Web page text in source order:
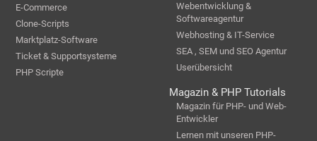
E-Commerce
Clone-Scripts
Marktplatz-Software
Ticket & Supportsysteme
PHP Scripte
Webentwicklung &
Softwareagentur
Webhosting & IT-Service
SEA , SEM und SEO Agentur
Userübersicht
Magazin & PHP Tutorials
Magazin für PHP- und Web-
Entwickler
Lernen mit unseren PHP-